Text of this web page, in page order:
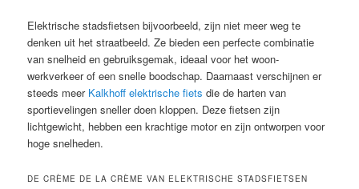
Elektrische stadsfietsen bijvoorbeeld, zijn niet meer weg te
denken uit het straatbeeld. Ze bieden een perfecte combinatie
van snelheid en gebruiksgemak, ideaal voor het woon-
werkverkeer of een snelle boodschap. Daarnaast verschijnen er
steeds meer Kalkhoff elektrische fiets die de harten van
sportievelingen sneller doen kloppen. Deze fietsen zijn
lichtgewicht, hebben een krachtige motor en zijn ontworpen voor
hoge snelheden.
DE CRÈME DE LA CRÈME VAN ELEKTRISCHE STADSFIETSEN